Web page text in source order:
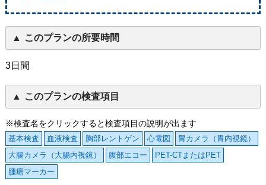
このプランの所要時間
3日間
このプランの検査項目
※検査名をクリックすると検査項目の説明が出ます
基本検査 血液検査 胸部レントゲン 心電図
胃カメラ（胃内視鏡）
大腸カメラ（大腸内視鏡）
腹部エコー
PET-CTまたはPET
腫瘍マーカー